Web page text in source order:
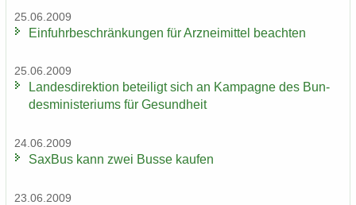
25.06.2009
Ein­fuhr­be­schrän­kun­gen für Arz­nei­mit­tel be­ach­ten
25.06.2009
Lan­des­di­rek­ti­on be­tei­ligt sich an Kam­pa­gne des Bun­
des­mi­nis­te­ri­ums für Ge­sund­heit
24.06.2009
Sax­Bus kann zwei Busse kau­fen
23.06.2009